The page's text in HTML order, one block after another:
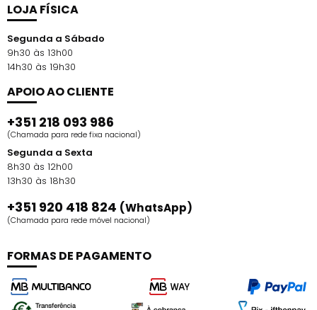
LOJA FÍSICA
Segunda a Sábado
9h30 às 13h00
14h30 às 19h30
APOIO AO CLIENTE
+351 218 093 986
(Chamada para rede fixa nacional)
Segunda a Sexta
8h30 às 12h00
13h30 às 18h30
+351 920 418 824 (WhatsApp)
(Chamada para rede móvel nacional)
FORMAS DE PAGAMENTO